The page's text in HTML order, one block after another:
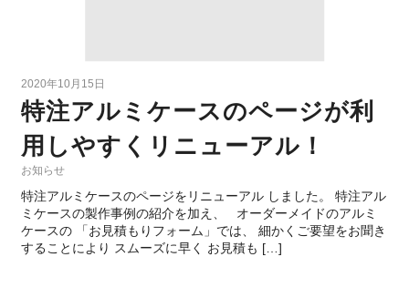
2020年10月15日
特注アルミケースのページが利
用しやすくリニューアル！
お知らせ
特注アルミケースのページをリニューアル しました。 特注アル
ミケースの製作事例の紹介を加え、 オーダーメイドのアルミ
ケースの 「お見積もりフォーム」では、 細かくご要望をお聞き
することにより スムーズに早く お見積も […]